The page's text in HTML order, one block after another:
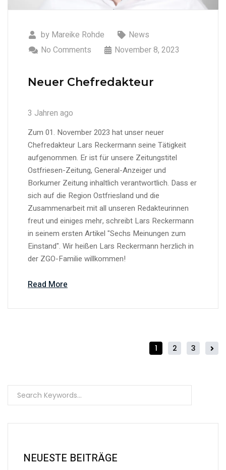
by Mareike Rohde
News
No Comments
November 8, 2023
Neuer Chefredakteur
3 Jahren ago
Zum 01. November 2023 hat unser neuer
Chefredakteur Lars Reckermann seine Tätigkeit
aufgenommen. Er ist für unsere Zeitungstitel
Ostfriesen-Zeitung, General-Anzeiger und
Borkumer Zeitung inhaltlich verantwortlich. Dass er
sich auf die Region Ostfriesland und die
Zusammenarbeit mit all unseren Redakteurinnen
freut und einiges mehr, schreibt Lars Reckermann
in seinem ersten Artikel "Sechs Meinungen zum
Einstand". Wir heißen Lars Reckermann herzlich in
der ZGO-Familie willkommen!
Read More
1 2 3
NEUESTE BEITRÄGE